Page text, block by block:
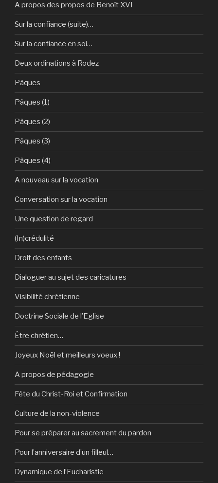
A propos des propos de Benoît XVI
Sur la confiance (suite)…
Sur la confiance en soi…
Deux ordinations à Rodez
Pâques
Pâques (1)
Pâques (2)
Pâques (3)
Pâques (4)
A nouveau sur la vocation
Conversation sur la vocation
Une question de regard
(In)crédulité
Droit des enfants
Dialoguer au sujet des caricatures
Visibilité chrétienne
Doctrine Sociale de l’Eglise
Être chrétien…
Joyeux Noël et meilleurs voeux !
A propos de pédagogie
Fête du Christ-Roi et Confirmation
Culture de la non-violence
Pour se préparer au sacrement du pardon
Pour l’anniversaire d’un filleul…
Dynamique de l’Eucharistie